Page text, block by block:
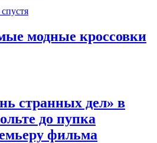
модные кроссовки
странных дел» в
до пупка
фильма